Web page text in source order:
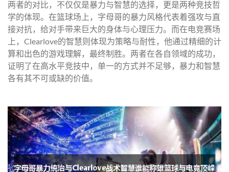
两者的对比，不仅仅是暴力与智慧的选择，更是两种竞技哲
学的体现。在篮球场上，字母哥的暴力风格代表着强攻与直
接对抗，给对手带来巨大的身体与心理压力。而在电竞赛场
上，Clearlove的智慧则体现为策略与耐性，他通过精细的计
算和出色的游戏理解，最终制胜。两者在各自领域的成功，
证明了在高水平竞技中，单一的方式并不足够，暴力和智慧
各有其不可或缺的价值。